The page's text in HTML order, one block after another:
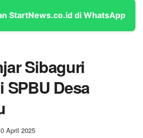
StartNews.co.id di WhatsApp
Sibaguri
SPBU Desa
April 2025